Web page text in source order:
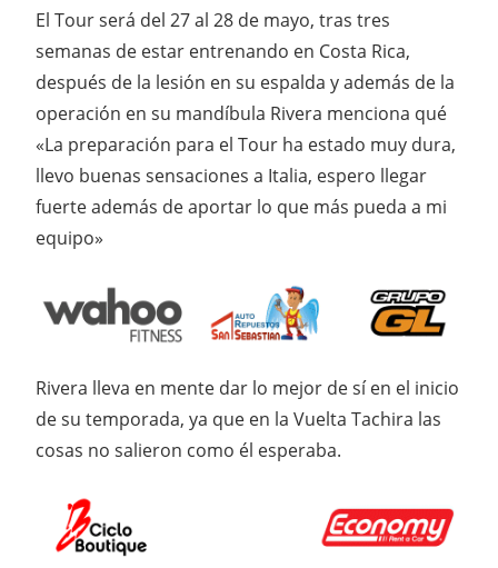
El Tour será del 27 al 28 de mayo, tras tres
semanas de estar entrenando en Costa Rica,
después de la lesión en su espalda y además de la
operación en su mandíbula Rivera menciona qué
«La preparación para el Tour ha estado muy dura,
llevo buenas sensaciones a Italia, espero llegar
fuerte además de aportar lo que más pueda a mi
equipo»
Rivera lleva en mente dar lo mejor de sí en el inicio
de su temporada, ya que en la Vuelta Tachira las
cosas no salieron como él esperaba.